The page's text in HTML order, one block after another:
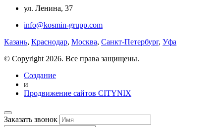
ул. Ленина, 37
info@kosmin-grupp.com
Казань, Краснодар, Москва, Санкт-Петербург, Уфа
© Copyright 2026. Все права защищены.
Создание
и
Продвижение сайтов CITYNIX
Заказать звонок